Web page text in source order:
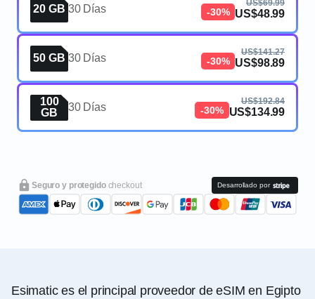
20 GB 30 Días -30%
US$69.99
US$48.99
50 GB 30 Días -30%
US$141.27
US$98.89
100
GB
30 Días -30%
US$192.84
US$134.99
Seguro y protegido checkout Desarrollado por
Esimatic es el principal proveedor de eSIM en Egipto